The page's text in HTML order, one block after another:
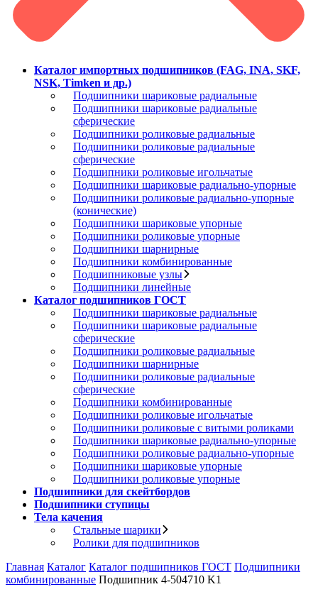
Каталог импортных подшипников (FAG, INA, SKF,
NSK, Timken и др.)
Подшипники шариковые радиальные
Подшипники шариковые радиальные
сферические
Подшипники роликовые радиальные
Подшипники роликовые радиальные
сферические
Подшипники роликовые игольчатые
Подшипники шариковые радиально-упорные
Подшипники роликовые радиально-упорные
(конические)
Подшипники шариковые упорные
Подшипники роликовые упорные
Подшипники шарнирные
Подшипники комбинированные
Подшипниковые узлы
Подшипники линейные
Каталог подшипников ГОСТ
Подшипники шариковые радиальные
Подшипники шариковые радиальные
сферические
Подшипники роликовые радиальные
Подшипники шарнирные
Подшипники роликовые радиальные
сферические
Подшипники комбинированные
Подшипники роликовые игольчатые
Подшипники роликовые с витыми роликами
Подшипники шариковые радиально-упорные
Подшипники роликовые радиально-упорные
Подшипники шариковые упорные
Подшипники роликовые упорные
Подшипники для скейтбордов
Подшипники ступицы
Тела качения
Стальные шарики
Ролики для подшипников
Главная Каталог Каталог подшипников ГОСТ Подшипники
комбинированные Подшипник 4-504710 K1